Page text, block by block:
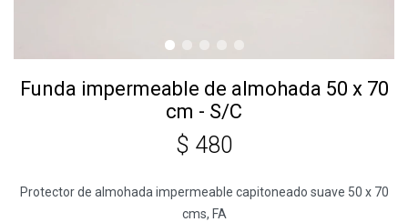
Funda impermeable de almohada 50 x 70
cm - S/C
$ 480
Protector de almohada impermeable capitoneado suave 50 x 70
cms, FA